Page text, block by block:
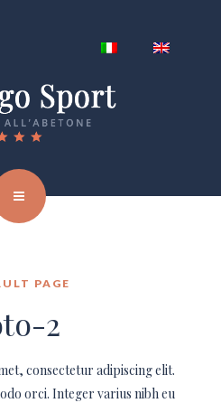
PAGE
2
consectetur adipiscing elit.
orci. Integer varius nibh eu